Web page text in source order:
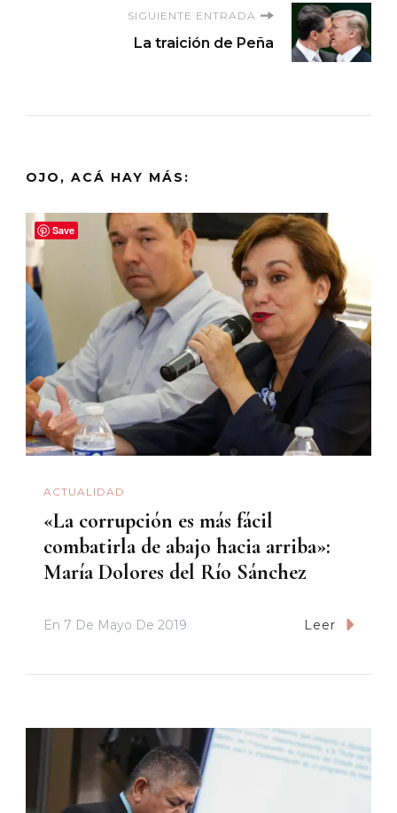
SIGUIENTE ENTRADA
La traición de Peña
OJO, ACÁ HAY MÁS:
ACTUALIDAD
«La corrupción es más fácil
combatirla de abajo hacia arriba»:
María Dolores del Río Sánchez
En 7 De Mayo De 2019 Leer
Save